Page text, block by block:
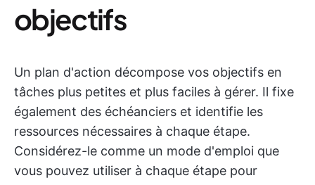
objectifs
Un plan d'action décompose vos objectifs en
tâches plus petites et plus faciles à gérer. Il fixe
également des échéanciers et identifie les
ressources nécessaires à chaque étape.
Considérez-le comme un mode d'emploi que
vous pouvez utiliser à chaque étape pour